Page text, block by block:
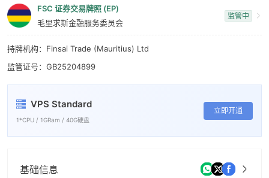
6
7
8
9
6
7
8
9
FSC 证券交易牌照 (EP)
毛里求斯金融服务委员会
监管中
持牌机构：Finsai Trade (Mauritius) Ltd
监管证号：GB25204899
VPS Standard
1*CPU / 1GRam / 40G硬盘
立即开通
基础信息